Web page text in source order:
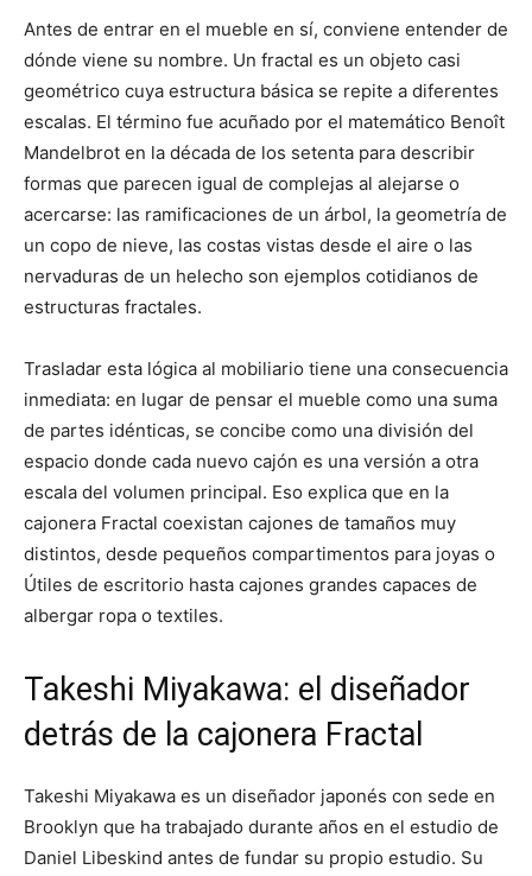
Antes de entrar en el mueble en sí, conviene entender de
dónde viene su nombre. Un fractal es un objeto casi
geométrico cuya estructura básica se repite a diferentes
escalas. El término fue acuñado por el matemático Benoît
Mandelbrot en la década de los setenta para describir
formas que parecen igual de complejas al alejarse o
acercarse: las ramificaciones de un árbol, la geometría de
un copo de nieve, las costas vistas desde el aire o las
nervaduras de un helecho son ejemplos cotidianos de
estructuras fractales.
Trasladar esta lógica al mobiliario tiene una consecuencia
inmediata: en lugar de pensar el mueble como una suma
de partes idénticas, se concibe como una división del
espacio donde cada nuevo cajón es una versión a otra
escala del volumen principal. Eso explica que en la
cajonera Fractal coexistan cajones de tamaños muy
distintos, desde pequeños compartimentos para joyas o
Útiles de escritorio hasta cajones grandes capaces de
albergar ropa o textiles.
Takeshi Miyakawa: el diseñador
detrás de la cajonera Fractal
Takeshi Miyakawa es un diseñador japonés con sede en
Brooklyn que ha trabajado durante años en el estudio de
Daniel Libeskind antes de fundar su propio estudio. Su